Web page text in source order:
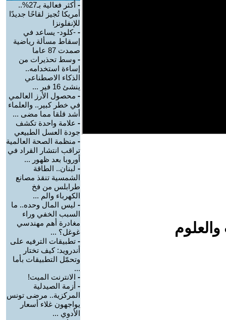
-
أكثر فعالية بـ27%..
أمريكا تُجيز لقاحًا جديدًا
للإنفلونزا
- -كلود- يساعد في
إسقاط مسألة رياضية
صمدت 87 عاما
- وسط تحذيرات من
إساءة استخدامه..
الذكاء الاصطناعي
ينشئ 16 فير ...
- محصول الأرز العالمي
في خطر كبير.. والعلماء
أشد قلقا مما مضى ...
- علامة واحدة تكشف
جودة العسل الطبيعي
- منظمة الصحة العالمية
تراقب انتشار القراد في
أوروبا بعد ظهور ...
- لبنان.. الطاقة
الشمسية تنقذ مصانع
طرابلس من فخ
الكهرباء والم ...
- ليس المال وحده.. ما
السبب الخفي وراء
مغادرة أهم مهندسي
غوغل؟ ...
- تطبيقات الترفيه على
أندرويد: كيف تختار
وتحمّل التطبيقات بأما
...
- الانترنت الميت!
- أزمة الصيدلية
المركزية.. مرضى تونس
يواجهون غلاء أسعار
الأدوي ...